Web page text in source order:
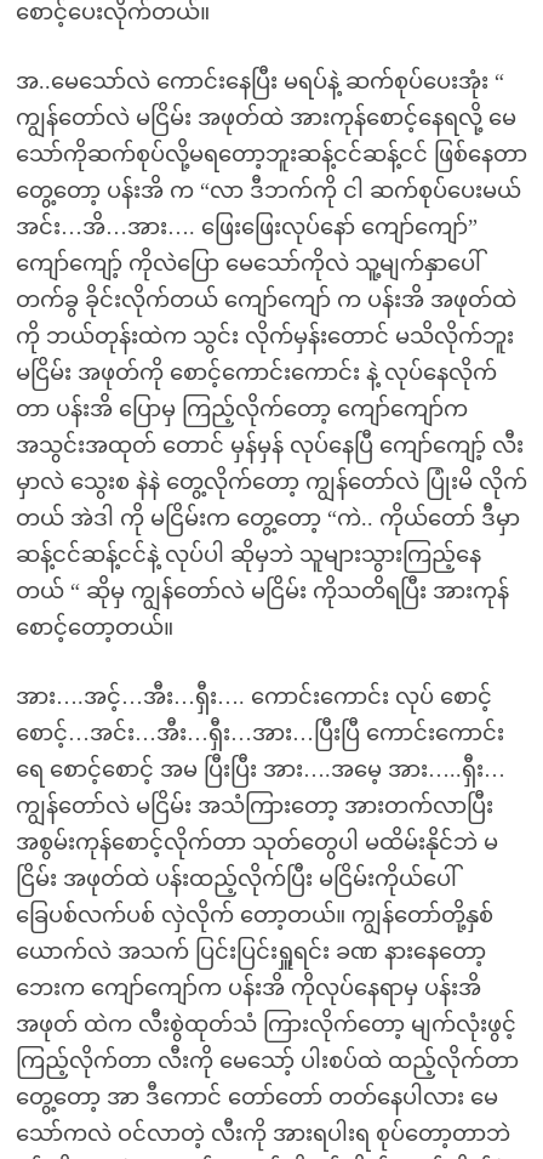
စောင့်ပေးလိုက်တယ်။
အ..မေသော်လဲ ကောင်းနေပြီး မရပ်နဲ့ ဆက်စုပ်ပေးအုံး “
ကျွန်တော်လဲ မငြိမ်း အဖုတ်ထဲ အားကုန်စောင့်နေရလို့ မေ
သော်ကိုဆက်စုပ်လို့မရတော့ဘူးဆန့်ငင်ဆန့်ငင် ဖြစ်နေတာ
တွေ့တော့ ပန်းအိ က “လာ ဒီဘက်ကို ငါ ဆက်စုပ်ပေးမယ်
အင်း…အိ…အား…. ဖြေးဖြေးလုပ်နော် ကျော်ကျော်”
ကျော်ကျော့် ကိုလဲပြော မေသော်ကိုလဲ သူ့မျက်နှာပေါ်
တက်ခွ ခိုင်းလိုက်တယ် ကျော်ကျော် က ပန်းအိ အဖုတ်ထဲ
ကို ဘယ်တုန်းထဲက သွင်း လိုက်မှန်းတောင် မသိလိုက်ဘူး
မငြိမ်း အဖုတ်ကို စောင့်ကောင်းကောင်း နဲ့ လုပ်နေလိုက်
တာ ပန်းအိ ပြောမှ ကြည့်လိုက်တော့ ကျော်ကျော်က
အသွင်းအထုတ် တောင် မှန်မှန် လုပ်နေပြီ ကျော်ကျော့် လီး
မှာလဲ သွေးစ နဲနဲ တွေ့လိုက်တော့ ကျွန်တော်လဲ ပြုံးမိ လိုက်
တယ် အဲဒါ ကို မငြိမ်းက တွေ့တော့ “ကဲ.. ကိုယ်တော် ဒီမှာ
ဆန့်ငင်ဆန့်ငင်နဲ့ လုပ်ပါ ဆိုမှဘဲ သူများသွားကြည့်နေ
တယ် “ ဆိုမှ ကျွန်တော်လဲ မငြိမ်း ကိုသတိရပြီး အားကုန်
စောင့်တော့တယ်။
အား….အင့်…အီး…ရှီး…. ကောင်းကောင်း လုပ် စောင့်
စောင့်…အင်း…အီး…ရှီး…အား…ပြီးပြီ ကောင်းကောင်း
ရေ စောင့်စောင့် အမ ပြီးပြီး အား….အမေ့ အား…..ရှီး…
ကျွန်တော်လဲ မငြိမ်း အသံကြားတော့ အားတက်လာပြီး
အစွမ်းကုန်စောင့်လိုက်တာ သုတ်တွေပါ မထိမ်းနိုင်ဘဲ မ
ငြိမ်း အဖုတ်ထဲ ပန်းထည့်လိုက်ပြီး မငြိမ်းကိုယ်ပေါ်
ခြေပစ်လက်ပစ် လှဲလိုက် တော့တယ်။ ကျွန်တော်တို့နှစ်
ယောက်လဲ အသက် ပြင်းပြင်းရှူရင်း ခဏ နားနေတော့
ဘေးက ကျော်ကျော်က ပန်းအိ ကိုလုပ်နေရာမှ ပန်းအိ
အဖုတ် ထဲက လီးစွဲထုတ်သံ ကြားလိုက်တော့ မျက်လုံးဖွင့်
ကြည့်လိုက်တာ လီးကို မေသော့် ပါးစပ်ထဲ ထည့်လိုက်တာ
တွေ့တော့ အာ ဒီကောင် တော်တော် တတ်နေပါလား မေ
သော်ကလဲ ဝင်လာတဲ့ လီးကို အားရပါးရ စုပ်တော့တာဘဲ